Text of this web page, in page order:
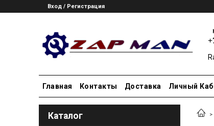
Вход / Регистрация
Главная Контакты Доставка Личный
Каталог